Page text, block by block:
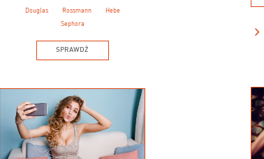
Douglas Rossmann Hebe
Sephora
SPRAWDŹ